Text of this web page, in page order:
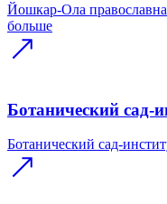
Йошкар-Ола
больше
Ботанический сад-
Ботанический сад-